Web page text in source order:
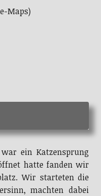
Maps)
ein Katzensprung
hatte fanden wir
Wir starteten die
machten dabei